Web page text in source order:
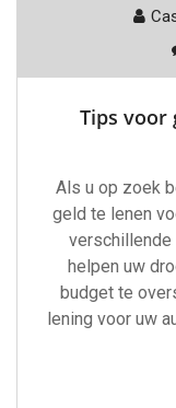
Tips voor
Als u op zoek
geld te lenen
verschillende
helpen uw
budget te
lening voor uw